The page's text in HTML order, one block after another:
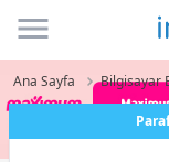
Ana Sayfa Bilgisayar